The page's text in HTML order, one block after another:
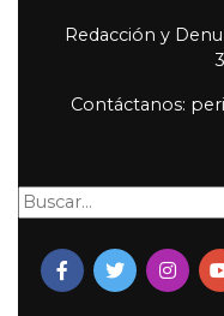
Redacción y
Contáctanos:
Buscar: